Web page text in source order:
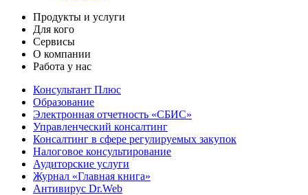
Продукты и услуги
Для кого
Сервисы
О компании
Работа у нас
Консультант Плюс
Образование
Электронная отчетность «СБИС»
Управленческий консалтинг
Консалтинг в сфере регулируемых закупок
Налоговое консультирование
Аудиторские услуги
Журнал «Главная книга»
Антивирус Dr.Web